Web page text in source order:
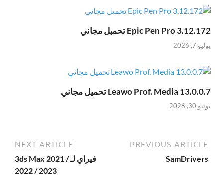
Epic Pen Pro 3.12.172 تحميل مجاني
يوليو 7, 2026
Leawo Prof. Media 13.0.0.7 تحميل مجاني
يونيو 30, 2026
PREVIOUS ARTICLE
SamDrivers
NEXT ARTICLE
فيراي لـ 3ds Max 2021 /
2022 / 2023